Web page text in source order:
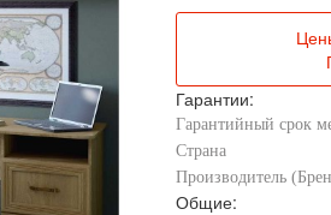
Гарантии:
Гарантийный срок
Страна
Производитель
Общие: